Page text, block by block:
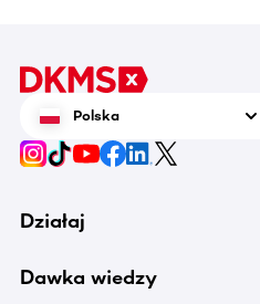
Polska
Działaj
Dawka wiedzy